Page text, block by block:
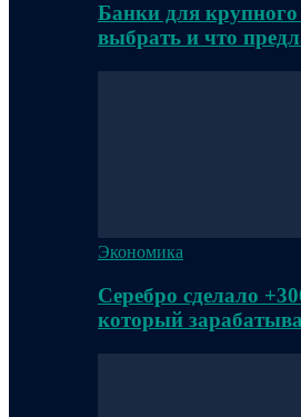
Банки для крупного
выбрать и что
Экономика
Серебро сделало
который